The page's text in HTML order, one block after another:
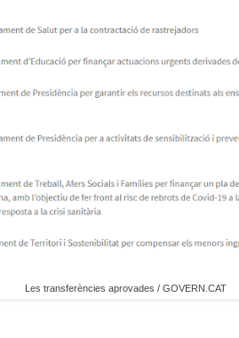
Les transferències aprovades / GOVERN.CAT